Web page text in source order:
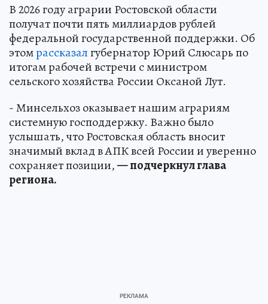
В 2026 году аграрии Ростовской области
получат почти пять миллиардов рублей
федеральной государственной поддержки. Об
этомрассказалгубернатор Юрий Слюсарь по
итогам рабочей встречи с министром
сельского хозяйства России Оксаной Лут.
- Минсельхоз оказывает нашим аграриям
системную господдержку. Важно было
услышать, что Ростовская область вносит
значимый вклад в АПК всей России и уверенно
сохраняет позиции,— подчеркнул глава
региона.